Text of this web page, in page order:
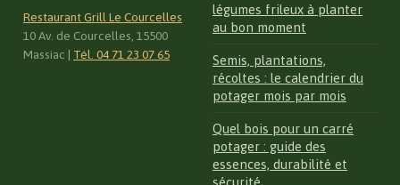
Restaurant Grill Le Courcelles
10 Av. de Courcelles, 15500
Massiac | Tél. 04 71 23 07 65
légumes frileux à planter
au bon moment
Semis, plantations,
récoltes : le calendrier du
potager mois par mois
Quel bois pour un carré
potager : guide des
essences, durabilité et
sécurité